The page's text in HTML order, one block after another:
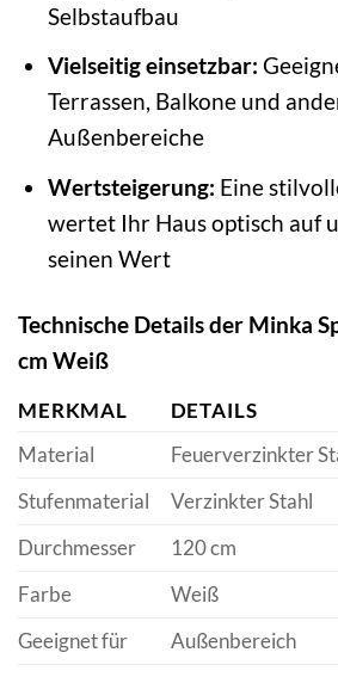
Selbstaufbau
Vielseitig einsetzbar:
Terrassen, Balkone und
Außenbereiche
Wertsteigerung: Eine
wertet Ihr Haus optisch auf
seinen Wert
Technische Details der Minka
cm Weiß
MERKMAL
DETAILS
Material
Feuerverzinkter
Stufenmaterial
Verzinkter Stahl
Durchmesser
120 cm
Farbe
Weiß
Geeignet für
Außenbereich